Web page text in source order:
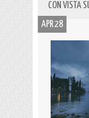
CON VISTA
APR 28